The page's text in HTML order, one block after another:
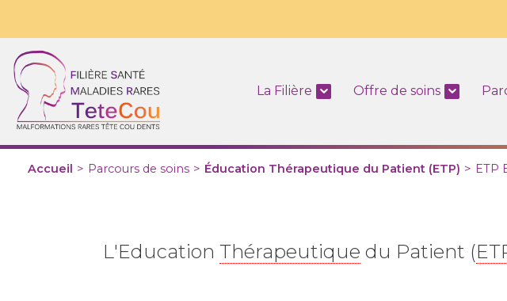
La Filière Offre de soins
Accueil > Parcours de soins > Éducation Thérapeutique du Patient (ETP) > ETP
L'Education Thérapeutique du Patient (